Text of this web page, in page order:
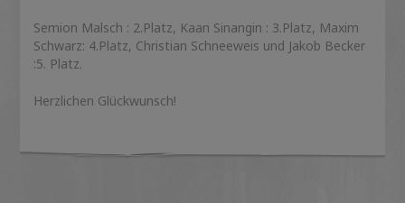
Semion Malsch : 2.Platz, Kaan Sinangin : 3.Platz, Maxim
Schwarz: 4.Platz, Christian Schneeweis und Jakob Becker
:5. Platz.
Herzlichen Glückwunsch!